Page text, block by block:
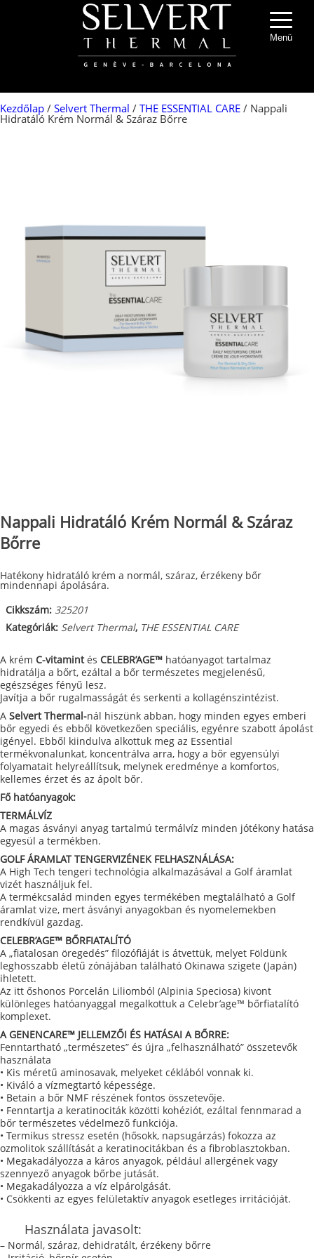
Menü
Kezdőlap / Selvert Thermal / THE ESSENTIAL CARE / Nappali
Hidratáló Krém Normál & Száraz Bőrre
Nappali Hidratáló Krém Normál & Száraz
Bőrre
Hatékony hidratáló krém a normál, száraz, érzékeny bőr
mindennapi ápolására.
Cikkszám: 325201
Kategóriák: Selvert Thermal, THE ESSENTIAL CARE
A krém C-vitamintés CELEBR’AGE™ hatóanyagot tartalmaz
hidratálja a bőrt, ezáltal a bőr természetes megjelenésű,
egészséges fényű lesz.
Javítja a bőr rugalmasságát és serkenti a kollagénszintézist.
A Selvert Thermal-nál hiszünk abban, hogy minden egyes emberi
bőr egyedi és ebből következően speciális, egyénre szabott ápolást
igényel. Ebből kiindulva alkottuk meg az Essential
termékvonalunkat, koncentrálva arra, hogy a bőr egyensúlyi
folyamatait helyreállítsuk, melynek eredménye a komfortos,
kellemes érzet és az ápolt bőr.
Fő hatóanyagok:
TERMÁLVÍZ
A magas ásványi anyag tartalmú termálvíz minden jótékony hatása
egyesül a termékben.
GOLF ÁRAMLAT TENGERVIZÉNEK FELHASZNÁLÁSA:
A High Tech tengeri technológia alkalmazásával a Golf áramlat
vizét használjuk fel.
A termékcsalád minden egyes termékében megtalálható a Golf
áramlat vize, mert ásványi anyagokban és nyomelemekben
rendkívül gazdag.
CELEBR’AGE™ BŐRFIATALÍTÓ
A „fiatalosan öregedés” filozófiáját is átvettük, melyet Földünk
leghosszabb életű zónájában található Okinawa szigete (Japán)
ihletett.
Az itt őshonos Porcelán Liliomból (Alpinia Speciosa) kivont
különleges hatóanyaggal megalkottuk a Celebr’age™ bőrfiatalító
komplexet.
A GENENCARE™ JELLEMZŐI ÉS HATÁSAI A BŐRRE:
Fenntartható „természetes” és újra „felhasználható” összetevők
használata
• Kis méretű aminosavak, melyeket céklából vonnak ki.
• Kiváló a vízmegtartó képessége.
• Betain a bőr NMF részének fontos összetevője.
• Fenntartja a keratinociták közötti kohéziót, ezáltal fennmarad a
bőr természetes védelmező funkciója.
• Termikus stressz esetén (hősokk, napsugárzás) fokozza az
ozmolitok szállítását a keratinocitákban és a fibroblasztokban.
• Megakadályozza a káros anyagok, például allergének vagy
szennyező anyagok bőrbe jutását.
• Megakadályozza a víz elpárolgását.
• Csökkenti az egyes felületaktív anyagok esetleges irritációját.
Használata javasolt:
– Normál, száraz, dehidratált, érzékeny bőrre